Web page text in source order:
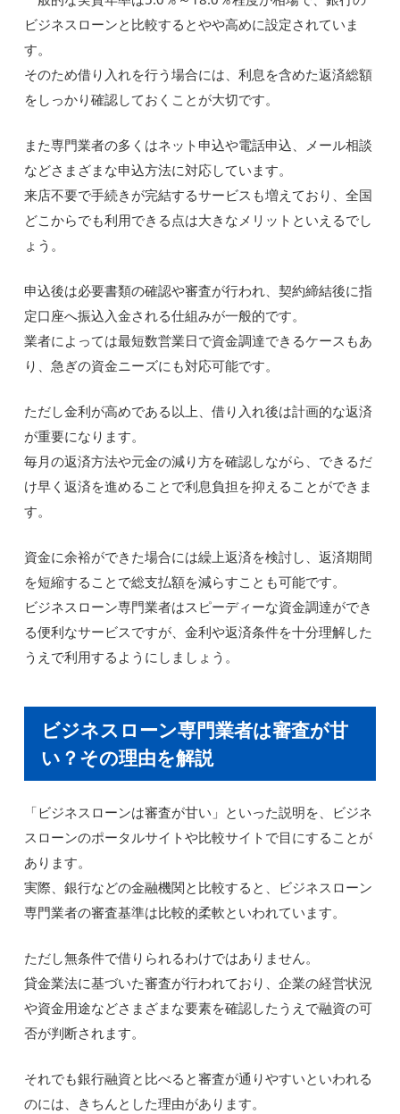
ビジネスローンと比較するとやや高めに設定されていま
す。
そのため借り入れを行う場合には、利息を含めた返済総額
をしっかり確認しておくことが大切です。
また専門業者の多くはネット申込や電話申込、メール相談
などさまざまな申込方法に対応しています。
来店不要で手続きが完結するサービスも増えており、全国
どこからでも利用できる点は大きなメリットといえるでし
ょう。
申込後は必要書類の確認や審査が行われ、契約締結後に指
定口座へ振込入金される仕組みが一般的です。
業者によっては最短数営業日で資金調達できるケースもあ
り、急ぎの資金ニーズにも対応可能です。
ただし金利が高めである以上、借り入れ後は計画的な返済
が重要になります。
毎月の返済方法や元金の減り方を確認しながら、できるだ
け早く返済を進めることで利息負担を抑えることができま
す。
資金に余裕ができた場合には繰上返済を検討し、返済期間
を短縮することで総支払額を減らすことも可能です。
ビジネスローン専門業者はスピーディーな資金調達ができ
る便利なサービスですが、金利や返済条件を十分理解した
うえで利用するようにしましょう。
ビジネスローン専門業者は審査が甘
い？その理由を解説
「ビジネスローンは審査が甘い」といった説明を、ビジネ
スローンのポータルサイトや比較サイトで目にすることが
あります。
実際、銀行などの金融機関と比較すると、ビジネスローン
専門業者の審査基準は比較的柔軟といわれています。
ただし無条件で借りられるわけではありません。
貸金業法に基づいた審査が行われており、企業の経営状況
や資金用途などさまざまな要素を確認したうえで融資の可
否が判断されます。
それでも銀行融資と比べると審査が通りやすいといわれる
のには、きちんとした理由があります。